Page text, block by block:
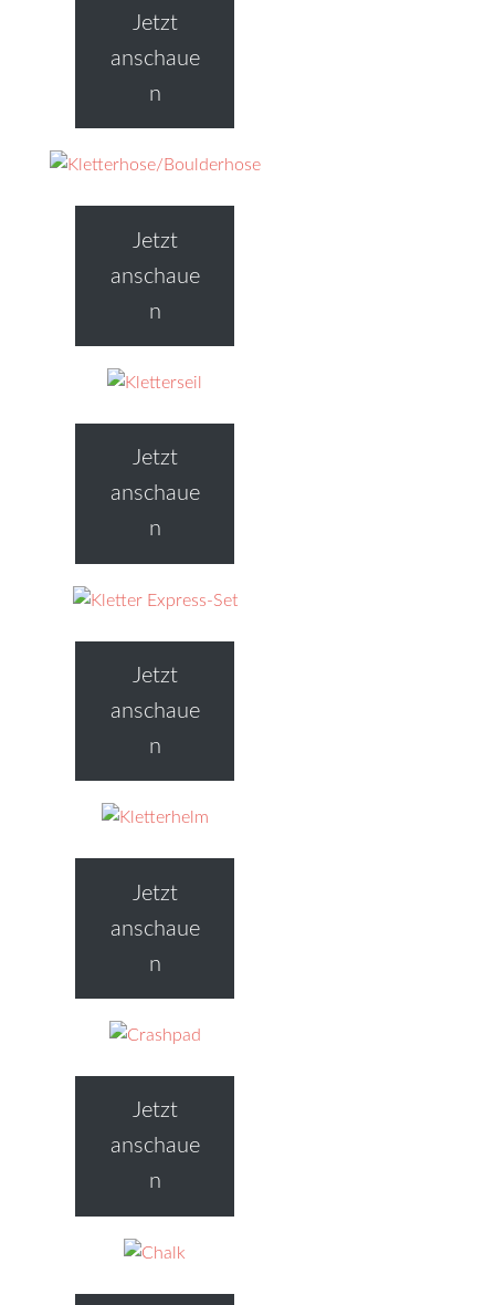
Jetzt
anschaue
n
Jetzt
anschaue
n
Jetzt
anschaue
n
Jetzt
anschaue
n
Jetzt
anschaue
n
Jetzt
anschaue
n